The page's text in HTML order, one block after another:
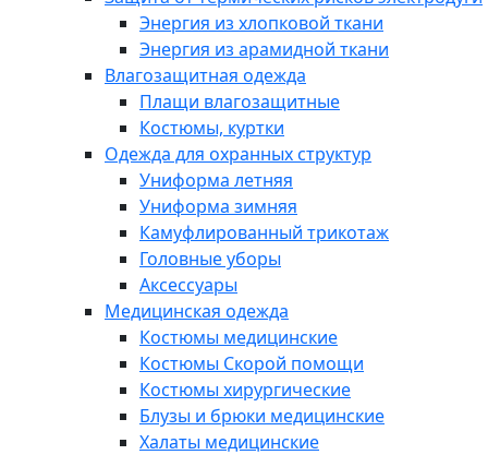
Энергия из хлопковой ткани
Энергия из арамидной ткани
Влагозащитная одежда
Плащи влагозащитные
Костюмы, куртки
Одежда для охранных структур
Униформа летняя
Униформа зимняя
Камуфлированный трикотаж
Головные уборы
Аксессуары
Медицинская одежда
Костюмы медицинские
Костюмы Скорой помощи
Костюмы хирургические
Блузы и брюки медицинские
Халаты медицинские